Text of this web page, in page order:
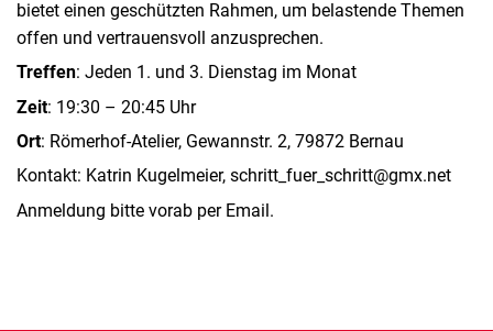
bietet einen geschützten Rahmen, um belastende Themen
offen und vertrauensvoll anzusprechen.
Treffen: Jeden 1. und 3. Dienstag im Monat
Zeit: 19:30 – 20:45 Uhr
Ort: Römerhof-Atelier, Gewannstr. 2, 79872 Bernau
Kontakt: Katrin Kugelmeier, schritt_fuer_schritt@gmx.net
Anmeldung bitte vorab per Email.